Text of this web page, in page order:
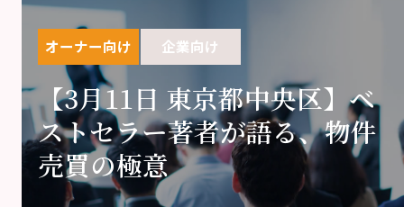
オーナー向け 企業向け
【3月11日 東京都中央区】ベ
ストセラー著者が語る、物件
売買の極意